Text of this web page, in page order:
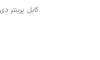
کابل پرینتر دی-